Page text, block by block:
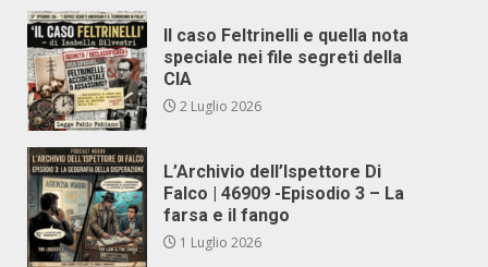
Il caso Feltrinelli e quella nota
speciale nei file segreti della
CIA
2 Luglio 2026
L’Archivio dell’Ispettore Di
Falco | 46909 -Episodio 3 – La
farsa e il fango
1 Luglio 2026